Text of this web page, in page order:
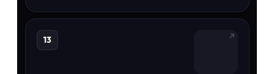
13